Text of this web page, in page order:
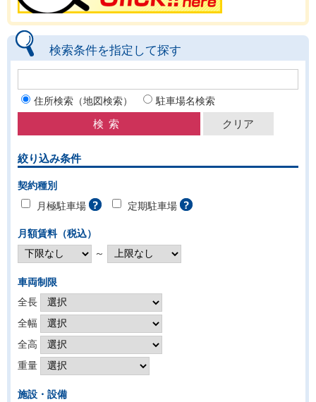
検索条件を指定して探す
住所検索（地図検索） 駐車場名検索
絞り込み条件
契約種別
月極駐車場
定期駐車場
月額賃料（税込）
～
車両制限
全長
全幅
全高
重量
施設・設備